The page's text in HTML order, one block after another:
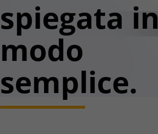
spiegata in
modo
semplice.